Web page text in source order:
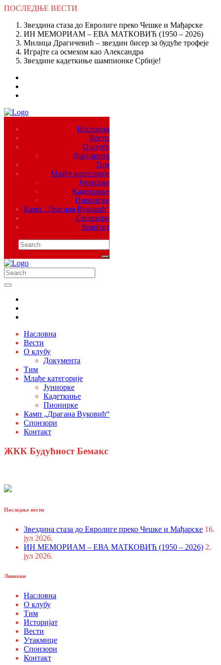
ПОСЛЕДЊЕ ВЕСТИ
Звездина стаза до Евролиге преко Чешке и Мађарске
ИН МЕМОРИАМ – ЕВА МАТКОВИЋ (1950 – 2026)
Милица Драгичевић – звездин бисер за будуће трофеје
Играјте са осмехом као Александра
Звездине кадеткиње шампионке Србије!
Насловна
Вести
О клубу
Документа
Тим
Млађе категорије
Јуниорке
Кадеткиње
Пионирке
Камп „Драгана Вуковић“
Спонзори
Контакт
Насловна
Вести
О клубу
Документа
Тим
Млађе категорије
Јуниорке
Кадеткиње
Пионирке
Камп „Драгана Вуковић“
Спонзори
Контакт
ЖКК Будућност Бемакс
Последње вести
Звездина стаза до Евролиге преко Чешке и Мађарске 16.
јул 2026.
ИН МЕМОРИАМ – ЕВА МАТКОВИЋ (1950 – 2026) 2.
јул 2026.
Линкови
Насловна
О клубу
Тим
Историјат
Вести
Утакмице
Спонзори
Контакт